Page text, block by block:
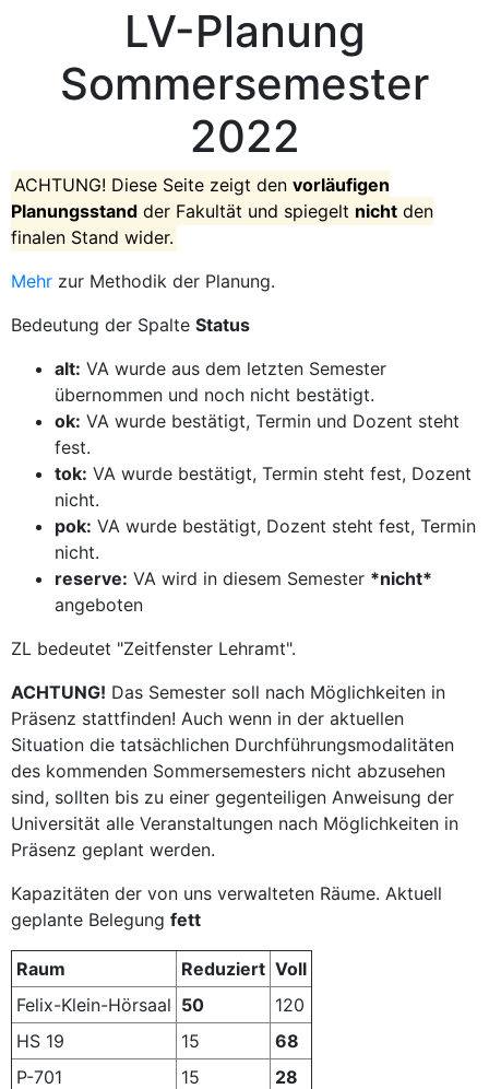
LV-Planung
Sommersemester
2022
ACHTUNG! Diese Seite zeigt denvorläufigen
Planungsstand der Fakultät und spiegelt nicht den
finalen Stand wider.
Mehr zur Methodik der Planung.
Bedeutung der Spalte Status
alt: VA wurde aus dem letzten Semester
übernommen und noch nicht bestätigt.
ok: VA wurde bestätigt, Termin und Dozent steht
fest.
tok: VA wurde bestätigt, Termin steht fest, Dozent
nicht.
pok: VA wurde bestätigt, Dozent steht fest, Termin
nicht.
reserve: VA wird in diesem Semester *nicht*
angeboten
ZL bedeutet "Zeitfenster Lehramt".
ACHTUNG! Das Semester soll nach Möglichkeiten in
Präsenz stattfinden! Auch wenn in der aktuellen
Situation die tatsächlichen Durchführungsmodalitäten
des kommenden Sommersemesters nicht abzusehen
sind, sollten bis zu einer gegenteiligen Anweisung der
Universität alle Veranstaltungen nach Möglichkeiten in
Präsenz geplant werden.
Kapazitäten der von uns verwalteten Räume. Aktuell
geplante Belegung fett
Raum Reduziert Voll
Felix-Klein-Hörsaal 50
120
HS 19
15
68
P-701
15
28